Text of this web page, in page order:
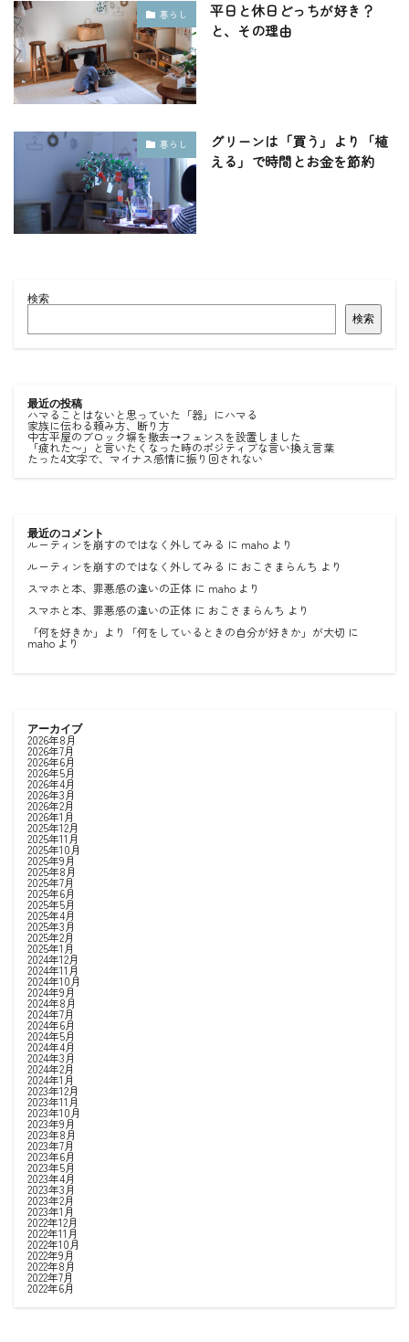
暮らし
平日と休日どっちが好き？
と、その理由
暮らし
グリーンは「買う」より「植
える」で時間とお金を節約
検索
検索
最近の投稿
ハマることはないと思っていた「器」にハマる
家族に伝わる頼み方、断り方
中古平屋のブロック塀を撤去→フェンスを設置しました
「疲れた〜」と言いたくなった時のポジティブな言い換え言葉
たった4文字で、マイナス感情に振り回されない
最近のコメント
ルーティンを崩すのではなく外してみる に maho より
ルーティンを崩すのではなく外してみる に おこさまらんち より
スマホと本、罪悪感の違いの正体 に maho より
スマホと本、罪悪感の違いの正体 に おこさまらんち より
「何を好きか」より「何をしているときの自分が好きか」が大切 に
mahoより
アーカイブ
2026年8月
2026年7月
2026年6月
2026年5月
2026年4月
2026年3月
2026年2月
2026年1月
2025年12月
2025年11月
2025年10月
2025年9月
2025年8月
2025年7月
2025年6月
2025年5月
2025年4月
2025年3月
2025年2月
2025年1月
2024年12月
2024年11月
2024年10月
2024年9月
2024年8月
2024年7月
2024年6月
2024年5月
2024年4月
2024年3月
2024年2月
2024年1月
2023年12月
2023年11月
2023年10月
2023年9月
2023年8月
2023年7月
2023年6月
2023年5月
2023年4月
2023年3月
2023年2月
2023年1月
2022年12月
2022年11月
2022年10月
2022年9月
2022年8月
2022年7月
2022年6月